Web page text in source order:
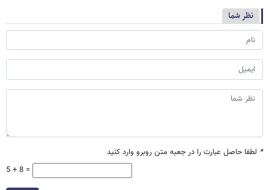
نظر شما
* لطفا حاصل عبارت را در جعبه متن روبرو وارد کنید
5 + 8 =